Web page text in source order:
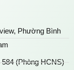
Phường Bình
(Phòng HCNS)